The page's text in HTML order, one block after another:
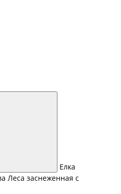
Елка
Леса заснеженная с